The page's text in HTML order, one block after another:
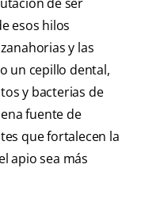
esos hilos
y las
un cepillo dental,
y bacterias de
fuente de
que fortalecen la
apio sea más